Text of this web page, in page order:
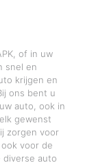
of in uw
snel en
krijgen en
ons bent u
auto, ook in
gewenst
zorgen voor
voor de
diverse auto